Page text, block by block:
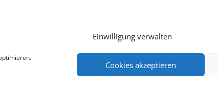
Einwilligung verwalten
Cookies akzeptieren